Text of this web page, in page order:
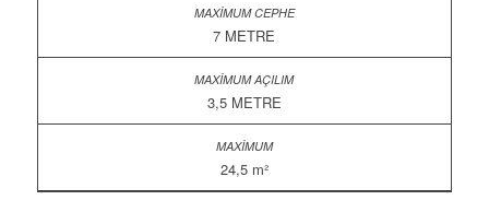
7 METRE
3,5 METRE
24,5 m²